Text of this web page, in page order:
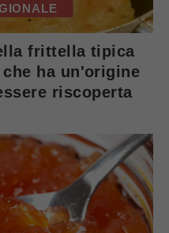
frittella tipica
ha un'origine
riscoperta